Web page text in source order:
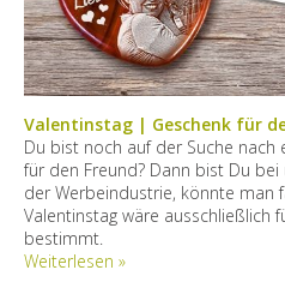
Valentinstag | Geschenk für
Du bist noch auf der Suche nach
für den Freund? Dann bist Du
der Werbeindustrie, könnte man
Valentinstag wäre ausschließlich
bestimmt.
Weiterlesen »